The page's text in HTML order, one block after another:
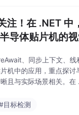
注！在 .NET
导体贴片机的
、同步上下文、
机中的应用，重点探
且与实际场景相关。
目标检测